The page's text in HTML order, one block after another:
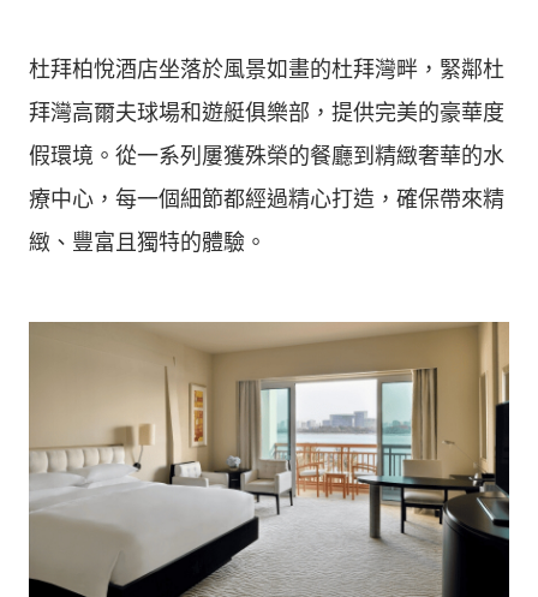
杜拜柏悅酒店坐落於風景如畫的杜拜灣畔，緊鄰杜
拜灣高爾夫球場和遊艇俱樂部，提供完美的豪華度
假環境。從一系列屢獲殊榮的餐廳到精緻奢華的水
療中心，每一個細節都經過精心打造，確保帶來精
緻、豐富且獨特的體驗。